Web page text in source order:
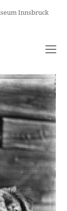
Innsbruck